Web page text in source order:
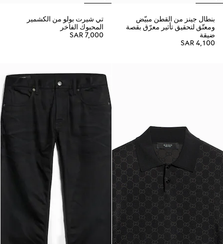
بنطال جينز من القطن مبيّض
ومعتّق لتحقيق تأثير معرّق بقصة
ضيقة
SAR 4,100
تي شيرت بولو من الكشمير
المحبوك الفاخر
SAR 7,000